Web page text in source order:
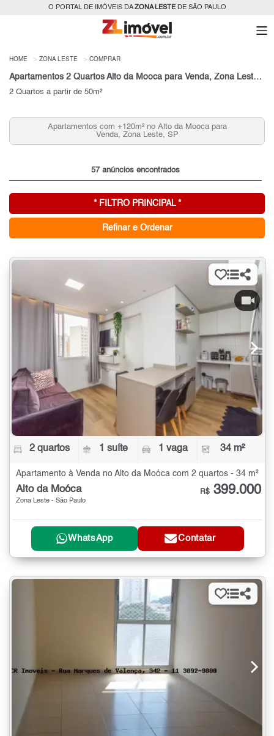
O PORTAL DE IMÓVEIS DAZONA LESTEDE SÃO PAULO
HOME ZONA LESTE COMPRAR
Apartamentos 2 Quartos Alto da Mooca para Venda, Zona Leste, SP
2 Quartos a partir de 50m²
Apartamentos com +120m² no Alto da Mooca para
Venda, Zona Leste, SP
57 anúncios encontrados
* FILTRO PRINCIPAL *
Refinar e Ordenar
2 quartos 1 suíte 1 vaga 34 m²
Apartamento à Venda no Alto da Moóca com 2 quartos - 34 m²
Alto da Moóca
Zona Leste - São Paulo
R$ 399.000
WhatsApp Contatar